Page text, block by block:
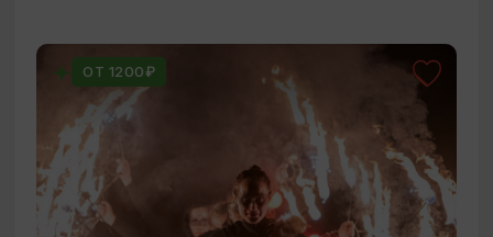
ОТ 1200₽